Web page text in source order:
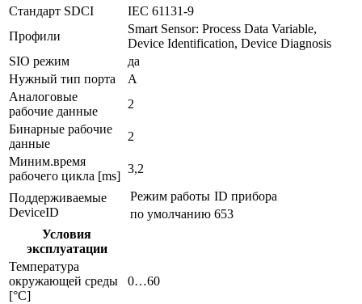
Стандарт SDCI
IEC 61131-9
Профили
Smart Sensor: Process Data Variable,
Device Identification, Device Diagnosis
SIO режим
да
Нужный тип порта
A
Аналоговые
рабочие данные
2
Бинарные рабочие
данные
2
Миним.время
рабочего цикла [ms]
3,2
Поддерживаемые
DeviceID
Режим работы ID прибора
по умолчанию 653
Условия
эксплуатации
Температура
окружающей среды
[°C]
0…60